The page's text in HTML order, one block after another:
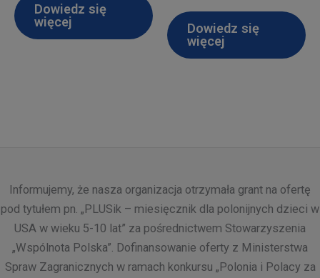
$12.99.$1.99.
Dowiedz się
więcej
$12.99.$1.99.
Dowiedz się
więcej
Informujemy, że nasza organizacja otrzymała grant na ofertę
pod tytułem pn. „PLUSik – miesięcznik dla polonijnych dzieci w
USA w wieku 5-10 lat” za pośrednictwem Stowarzyszenia
„Wspólnota Polska”. Dofinansowanie oferty z Ministerstwa
Spraw Zagranicznych w ramach konkursu „Polonia i Polacy za